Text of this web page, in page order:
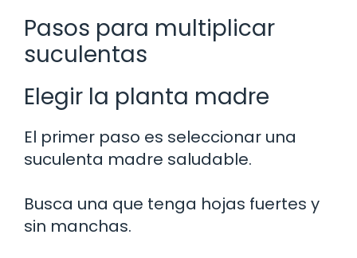
Pasos para multiplicar
suculentas
Elegir la planta madre
El primer paso es seleccionar una
suculenta madre saludable.
Busca una que tenga hojas fuertes y
sin manchas.